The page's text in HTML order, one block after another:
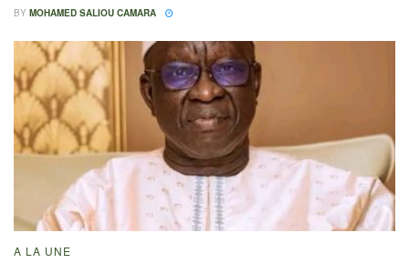
BY MOHAMED SALIOU CAMARA
A LA UNE